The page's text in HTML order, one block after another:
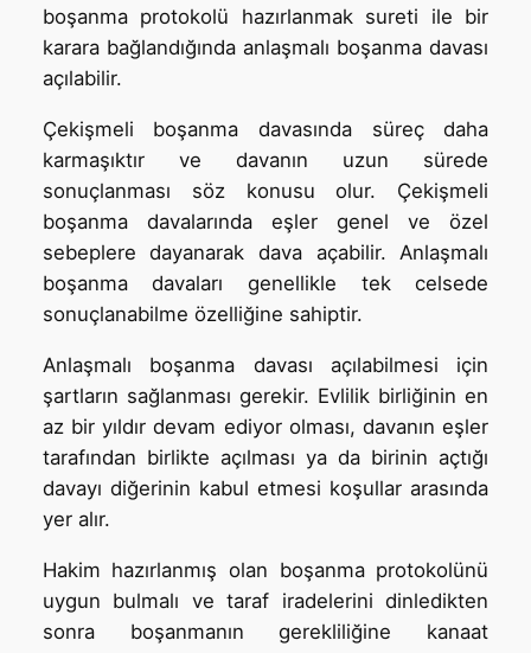
boşanma protokolü hazırlanmak sureti ile bir
karara bağlandığında anlaşmalı boşanma davası
açılabilir.
Çekişmeli boşanma davasında süreç daha
karmaşıktır ve davanın uzun sürede
sonuçlanması söz konusu olur. Çekişmeli
boşanma davalarında eşler genel ve özel
sebeplere dayanarak dava açabilir. Anlaşmalı
boşanma davaları genellikle tek celsede
sonuçlanabilme özelliğine sahiptir.
Anlaşmalı boşanma davası açılabilmesi için
şartların sağlanması gerekir. Evlilik birliğinin en
az bir yıldır devam ediyor olması, davanın eşler
tarafından birlikte açılması ya da birinin açtığı
davayı diğerinin kabul etmesi koşullar arasında
yer alır.
Hakim hazırlanmış olan boşanma protokolünü
uygun bulmalı ve taraf iradelerini dinledikten
sonra boşanmanın gerekliliğine kanaat